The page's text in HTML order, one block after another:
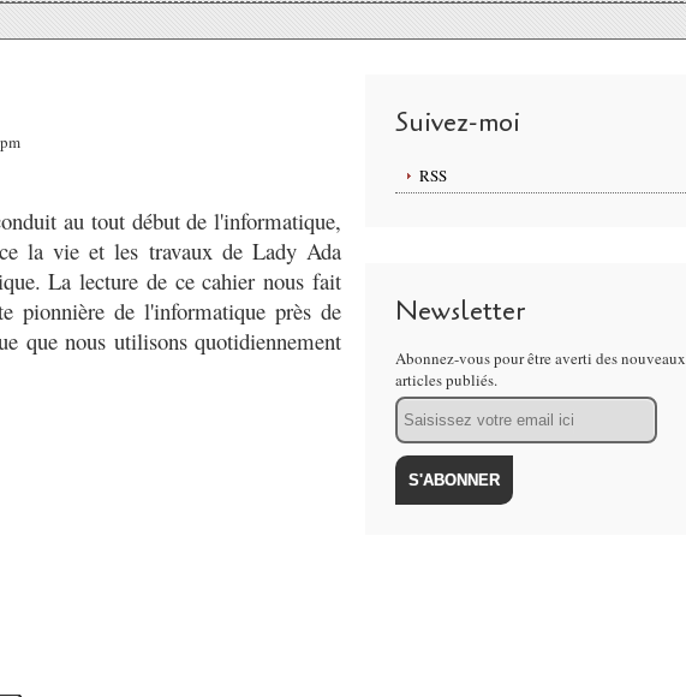
au tout début de l'informatique,
la vie et les travaux de Lady Ada
La lecture de ce cahier nous fait
pionnière de l'informatique près de
que nous utilisons quotidiennement
Suivez-moi
RSS
Newsletter
Abonnez-vous pour être averti des nouveaux
articles publiés.
Email